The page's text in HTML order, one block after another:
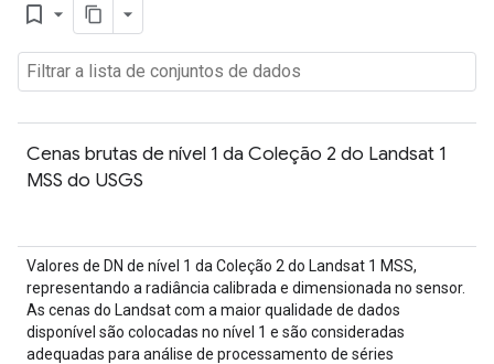
bookmark_border
Cenas brutas de nível 1 da Coleção 2 do Landsat 1
MSS do USGS
Valores de DN de nível 1 da Coleção 2 do Landsat 1 MSS,
representando a radiância calibrada e dimensionada no sensor.
As cenas do Landsat com a maior qualidade de dados
disponível são colocadas no nível 1 e são consideradas
adequadas para análise de processamento de séries